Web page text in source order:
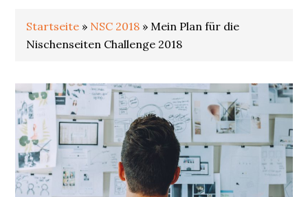
Startseite » NSC 2018 »Mein Plan für die
Nischenseiten Challenge 2018